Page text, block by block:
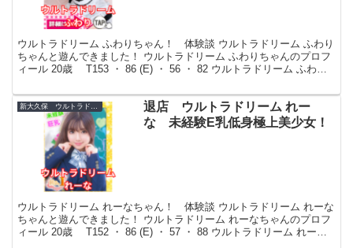
ウルトラドリーム ふわりちゃん！ 体験談 ウルトラドリーム ふわり
ちゃんと遊んできました！ ウルトラドリーム ふわりちゃんのプロフ
ィール 20歳 T153 ・ 86 (E) ・ 56 ・ 82 ウルトラドリーム ふわり
退店 ウルトラドリーム れー
な 未経験E乳低身極上美少女！
ウルトラドリーム れーなちゃん！ 体験談 ウルトラドリーム れーな
ちゃんと遊んできました！ ウルトラドリーム れーなちゃんのプロフ
ィール 20歳 T152 ・ 86 (E) ・ 57 ・ 88 ウルトラドリーム れーな